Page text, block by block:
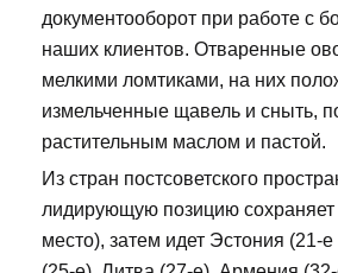
документооборот при работе с
наших клиентов. Отваренные
мелкими ломтиками, на них
измельченные щавель и сныть,
растительным маслом и пастой.
Из стран постсоветского
лидирующую позицию сохраняет
место), затем идет Эстония (21-